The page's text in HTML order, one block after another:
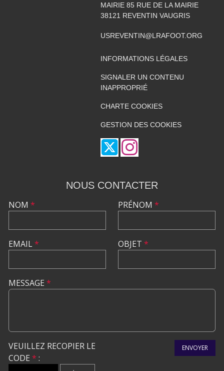
MAIRIE 85 RUE DE LA MAIRIE
38121 REVENTIN VAUGRIS
USREVENTIN@LRAFOOT.ORG
INFORMATIONS LÉGALES
SIGNALER UN CONTENU
INAPPROPRIÉ
CHARTE COOKIES
GESTION DES COOKIES
NOUS CONTACTER
NOM *
EMAIL*
PRÉNOM *
OBJET *
MESSAGE *
VEUILLEZ RECOPIER LE
CODE * :
ENVOYER